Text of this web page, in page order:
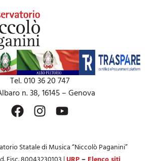
Tel. 010 36 20 747
n. 38, 16145 – Genova
Statale di Musica “Niccolò Paganini”